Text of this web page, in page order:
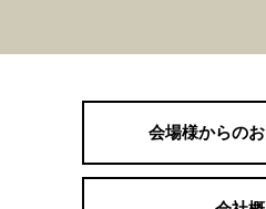
会場様からの